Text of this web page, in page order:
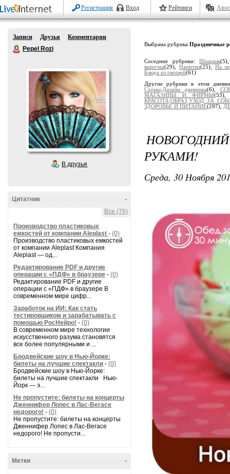
Регистрация Вход Рейтинги
Записи Друзья
Комментарии
Pepel Rozi
В друзья
-
Цитатник
Все (76)
Производство пластиковых
емкостей от компании Aleplast - (0)
Производство пластиковых емкостей
от компании Aleplast Компания
Aleplast — од...
Редактирование PDF и другие
операции с «ПДФ» в браузере - (0)
Редактирование PDF и другие
операции с «ПДФ» в браузере В
современном мире цифр...
Заработок на ИИ: Как стать
тестировщиком и зарабатывать с
помощью РосНейро! - (0)
В современном мире технологии
искусственного разума становятся
все более популярными и ...
Бродвейские шоу в Нью-Йорке:
билеты на лучшие спектакли - (0)
Бродвейские шоу в Нью-Йорке:
билеты на лучшие спектакли Нью-
Йорк — э...
Не пропустите: билеты на концерты
Дженнифер Лопес в Лас-Вегасе
недорого! - (0)
Не пропустите: билеты на концерты
Дженнифер Лопес в Лас-Вегасе
недорого! Не пропусти...
-
Метки
Выбрана рубрика Праздничные
Соседние рубрики:Шашлык
выпечка(29), Напитки(25), На
Блюда из овощей(61)
Другие рубрики в этом
Схемы,Дизайн дневника(6),
МАГАЗИНЫ И ФИРМЫ
КРАСОТА,ОБРАЗ,УХОД ЗА
ЗДОРОВЬЕ И ПИТАНИЕ(297),
РУКАМИ!
Среда, 30 Ноября